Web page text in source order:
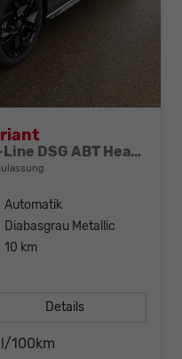
2.0 TDI 142 kW 4Motion R-Line DSG ABT Head Up AHK Navi
Automatik
Diabasgrau Metallic
10 km
Details
l/100km